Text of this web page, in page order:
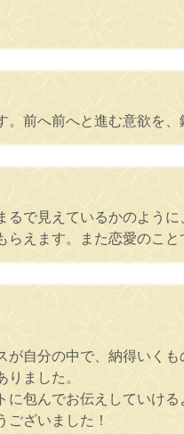
前へ前へと進む意欲を
で見えているかのよう
えます。また恋愛のこと
自分の中で、納得いくも
ました。
包んでお伝えしていける
ざいました！